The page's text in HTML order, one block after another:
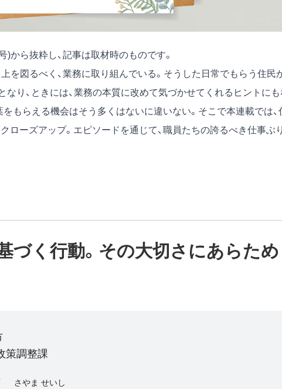
ら抜粋し、記事は取材時のものです。
を図るべく、業務に取り組んでいる。そうした日常でもらう住民
なり、ときには、業務の本質に改めて気づかせてくれるヒントにも
もらえる機会はそう多くはないに違いない。そこで本連載では、
ローズアップ。エピソードを通じて、職員たちの誇るべき仕事ぶり
基づく行動。その大切さにあらため
策調整課
さやま せいし